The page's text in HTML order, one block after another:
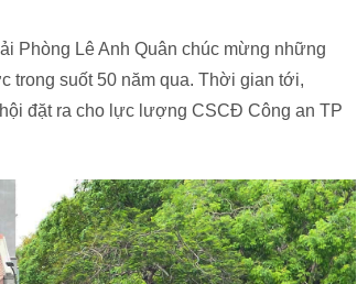
Phòng Lê Anh Quân chúc mừng những
trong suốt 50 năm qua. Thời gian tới,
đặt ra cho lực lượng CSCĐ Công an TP